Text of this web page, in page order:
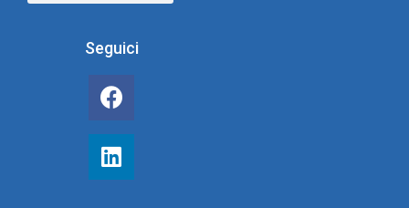
Seguici